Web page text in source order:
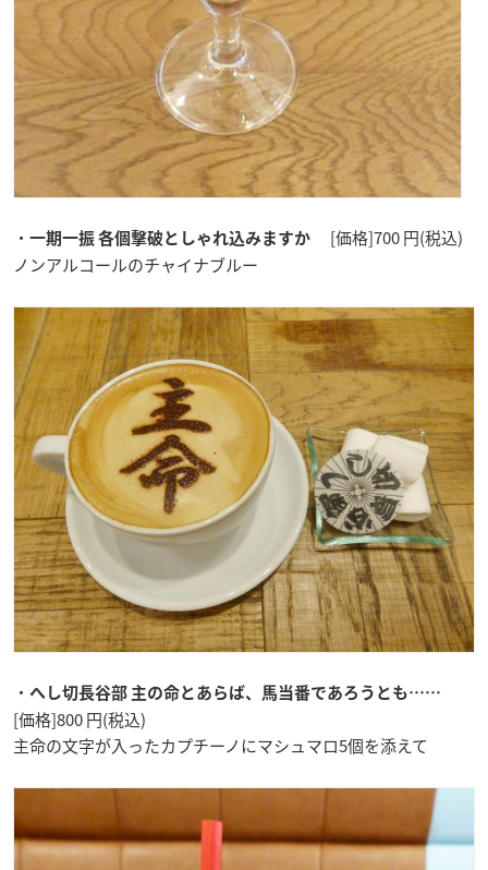
・ 一期一振 各個撃破としゃれ込みますか
[価格]700 円(税込)
ノンアルコールのチャイナブルー
・ へし切長谷部 主の命とあらば、馬当番であろうとも……
[価格]800 円(税込)
主命の文字が入ったカプチーノにマシュマロ5個を添えて